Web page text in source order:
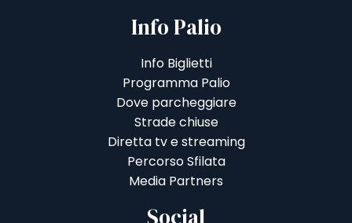
Info Palio
Info Biglietti
Programma Palio
Dove parcheggiare
Strade chiuse
Diretta tv e streaming
Percorso Sfilata
Media Partners
Social